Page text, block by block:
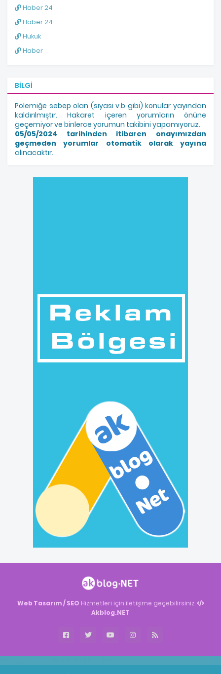
Haber 24
Haber 24
Hukuk
Haber
BILGI
Polemiğe sebep olan (siyasi v.b gibi) konular yayından
kaldırılmıştır. Hakaret içeren yorumların önüne
geçemiyor ve binlerce yorumun takibini yapamıyoruz.
05/05/2024 tarihinden itibaren onayımızdan
geçmeden yorumlar otomatik olarak yayına
alınacaktır.
Web Tasarım / SEO Hizmetleri için iletişime geçebilirsiniz.
Akblog.NET